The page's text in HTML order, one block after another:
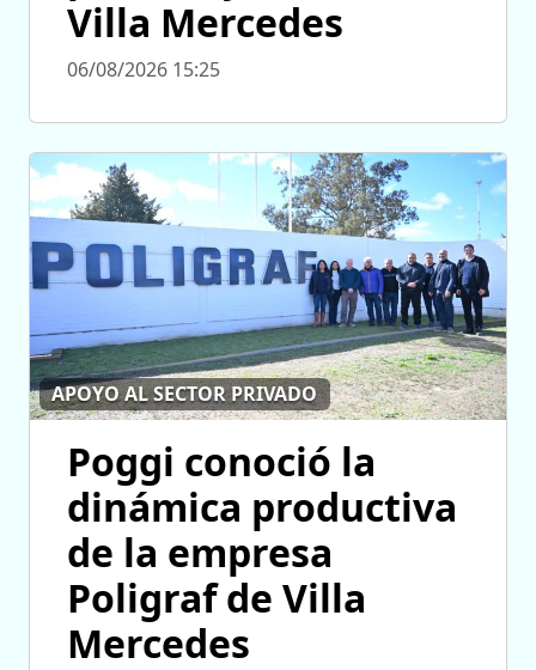
Villa Mercedes
06/08/2026 15:25
APOYO AL SECTOR PRIVADO
Poggi conoció la
dinámica productiva
de la empresa
Poligraf de Villa
Mercedes